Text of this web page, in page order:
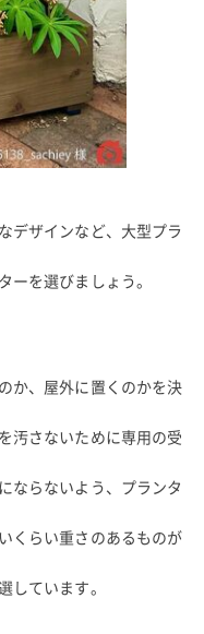
デザインなど、大型プラ
を選びましょう。
か、屋外に置くのかを決
汚さないために専用の受
ならないよう、プランタ
くらい重さのあるものが
しています。